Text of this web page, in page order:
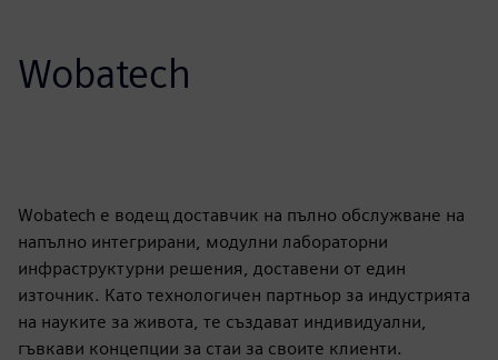
Wobatech
Wobatech е водещ доставчик на пълно обслужване на
напълно интегрирани, модулни лабораторни
инфраструктурни решения, доставени от един
източник. Като технологичен партньор за индустрията
на науките за живота, те създават индивидуални,
гъвкави концепции за стаи за своите клиенти.